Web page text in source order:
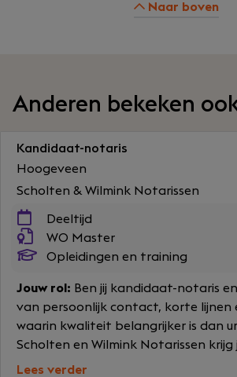
Naar boven
Anderen bekeken
Kandidaat-notaris
Hoogeveen
Scholten & Wilmink Notarissen
Deeltijd
WO Master
Opleidingen en training
Jouw rol: Ben jij kandidaat-notaris
van persoonlijk contact, korte lijnen
waarin kwaliteit belangrijker is dan
Scholten en Wilmink Notarissen krijg
Lees verder